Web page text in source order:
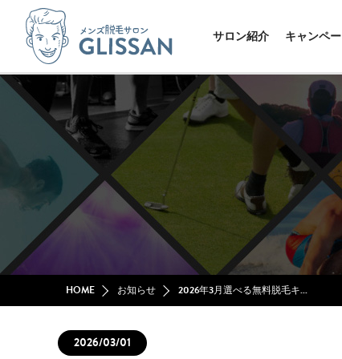
サロン紹介 キャンペ
HOME お知らせ 2026年3月選べる無料脱毛キ...
2026/03/01